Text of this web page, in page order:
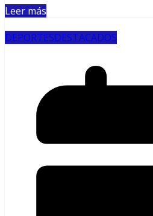
Leer más
DEPORTESDESTACADOS